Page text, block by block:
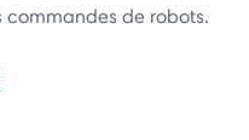
commandes de robots.